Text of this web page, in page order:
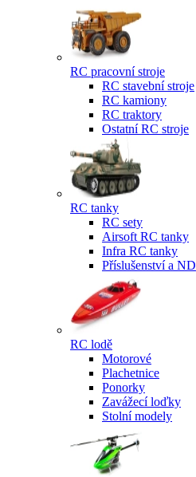
RC pracovní stroje
RC stavební stroje
RC kamiony
RC traktory
Ostatní RC stroje
RC tanky
RC sety
Airsoft RC tanky
Infra RC tanky
Příslušenství a ND
RC lodě
Motorové
Plachetnice
Ponorky
Zavážecí loďky
Stolní modely